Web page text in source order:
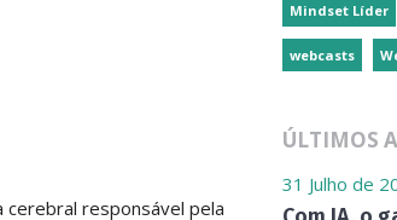
cerebral responsável pela
Mindset Líder
webcasts
ÚLTIMOS
31 Julho de